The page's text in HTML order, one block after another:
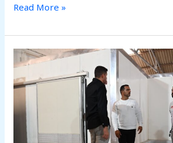
Read More »
Gobernador
Terán
inspecciona
instalación
de
planta